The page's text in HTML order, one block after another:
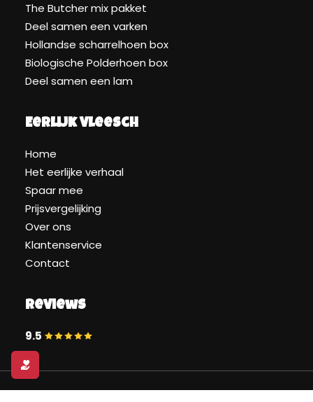
The Butcher mix pakket
Deel samen een varken
Hollandse scharrelhoen box
Biologische Polderhoen box
Deel samen een lam
Eerlijk Vleesch
Home
Het eerlijke verhaal
Spaar mee
Prijsvergelijking
Over ons
Klantenservice
Contact
Reviews
9.5